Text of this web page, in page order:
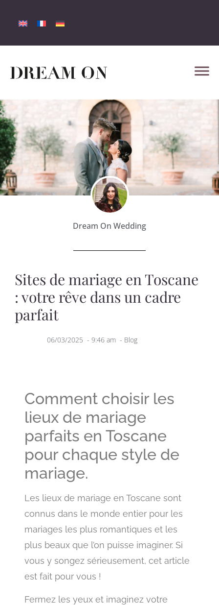
Dream On Wedding
Sites de mariage en Toscane
: votre rêve dans un cadre
parfait
06/03/2025 - 9:46 am - Blog
Comment choisir les
lieux de mariage
parfaits en Toscane
pour chaque style de
mariage.
Les lieux de mariage en Toscane sont
connus dans le monde entier pour les
mariages les plus romantiques et les
plus beaux que l’on puisse imaginer. Si
vous y songez sérieusement, cet article
est fait pour vous !
Fermez les yeux et imaginez votre